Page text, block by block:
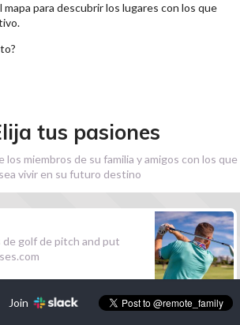
mapa para descubrir los lugares con los que
tus pasiones
los miembros de su familia y amigos con los que
vivir en su futuro destino
de golf de pitch and put
Join